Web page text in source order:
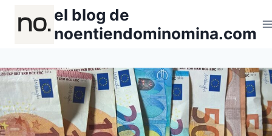
el blog de
noentiendominomina.com